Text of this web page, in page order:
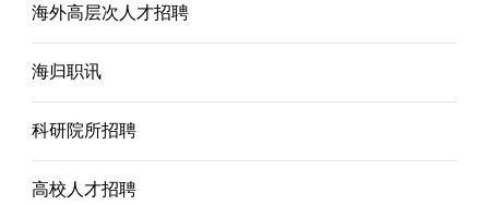
海外高层次人才招聘
海归职讯
科研院所招聘
高校人才招聘